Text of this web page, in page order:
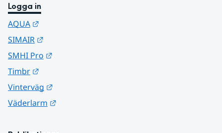
Logga in
AQUA
SIMAIR
SMHI Pro
Timbr
Vinterväg
Väderlarm